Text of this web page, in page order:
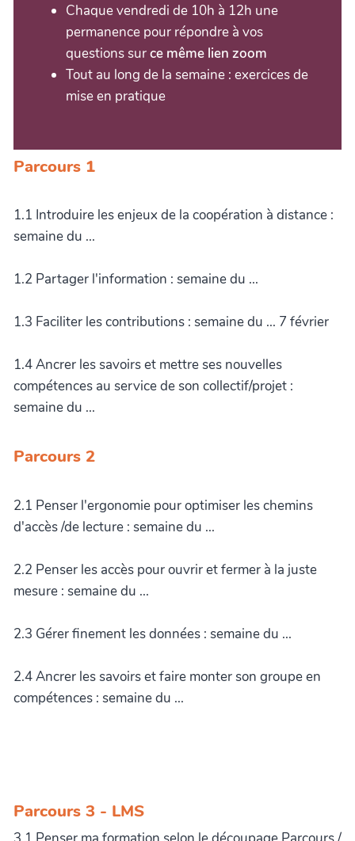
Chaque vendredi de 10h à 12h une
permanence pour répondre à vos
questions surce même lien zoom
Tout au long de la semaine : exercices de
mise en pratique
Parcours 1
1.1 Introduire les enjeux de la coopération à distance :
semaine du ...
1.2 Partager l'information : semaine du ...
1.3 Faciliter les contributions : semaine du ... 7 février
1.4 Ancrer les savoirs et mettre ses nouvelles
compétences au service de son collectif/projet :
semaine du ...
Parcours 2
2.1 Penser l'ergonomie pour optimiser les chemins
d'accès /de lecture : semaine du ...
2.2 Penser les accès pour ouvrir et fermer à la juste
mesure : semaine du ...
2.3 Gérer finement les données : semaine du ...
2.4 Ancrer les savoirs et faire monter son groupe en
compétences : semaine du ...
Parcours 3 - LMS